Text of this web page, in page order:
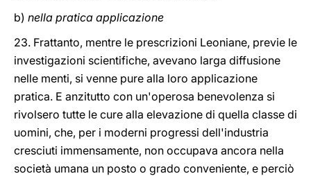
b) nella pratica applicazione
23. Frattanto, mentre le prescrizioni Leoniane, previe le
investigazioni scientifiche, avevano larga diffusione
nelle menti, si venne pure alla loro applicazione
pratica. E anzitutto con un'operosa benevolenza si
rivolsero tutte le cure alla elevazione di quella classe di
uomini, che, per i moderni progressi dell'industria
cresciuti immensamente, non occupava ancora nella
società umana un posto o grado conveniente, e perciò